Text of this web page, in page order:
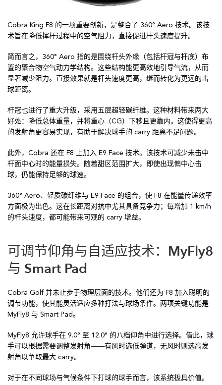
Cobra King F8 的一项重要创新，是整合了 360° Aero 技术。该技
术旨在降低挥杆过程中的空气阻力，直接促进杆头速度提升。
简而言之，360° Aero 指的是围绕杆头外缘（包括杆冠与杆底）布
置的聚合物空气动力学结构。这些结构能更高效地引导气流，从而
显著减少阻力。直接效果就是杆头速度更高，继而转化为更远的击
球距离。
杆冠也进行了重大升级，采用五层超轻碳纤维。这种材料带来两大
好处：降低总体重量，并将重心（CG）下移且更靠内。这使得更高
的发射角更容易实现，有助于解决球手的 carry 距离不足问题。
此外，Cobra 还在 F8 上加入 E9 Face 技术。该技术可减少未击中
杆面中心时的能量损失。随着甜区范围扩大，即使出现偏中心击
球，仍能保持足够的球速。
360° Aero、轻质碳纤维与 E9 Face 的组合，使 F8 在能量传递效率
方面极为出色。这在长距离对抗中尤其具备竞争力；每增加 1 km/h
的杆头速度，都可能带来可观的 carry 增益。
可调节仰角与自适应技术：MyFly8
与 Smart Pad
Cobra Golf 并未止步于物理层面的技术。他们还为 F8 加入聪明的
调节功能，使其能灵活适应多种打法与球场条件。两项关键功能是
MyFly8 与 Smart Pad。
MyFly8 允许球手在 9.0° 至 12.0° 的八档仰角中进行选择。借此，球
手可以根据需要调整发射角——有风时选低弹道，无风时则选高发
射角以争取最大 carry。
对于在不同球场与气候条件下打球的球手而言，该系统极具价值。